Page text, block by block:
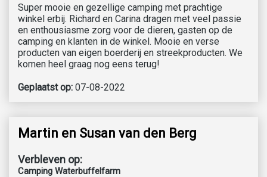
Super mooie en gezellige camping met prachtige
winkel erbij. Richard en Carina dragen met veel passie
en enthousiasme zorg voor de dieren, gasten op de
camping en klanten in de winkel. Mooie en verse
producten van eigen boerderij en streekproducten. We
komen heel graag nog eens terug!
Geplaatst op: 07-08-2022
Martin en Susan van den Berg
Verbleven op:
Camping Waterbuffelfarm